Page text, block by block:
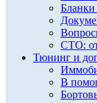
СТО:
Тюнинг и
В